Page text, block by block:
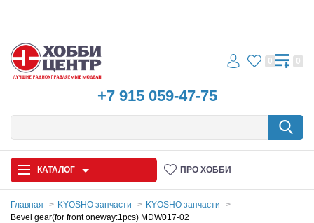
+7 915 059-47-75
0 0
КАТАЛОГ ПРО ХОББИ
Главная KYOSHO запчасти
KYOSHO запчасти
Bevel gear(for front oneway:1pcs) MDW017-02